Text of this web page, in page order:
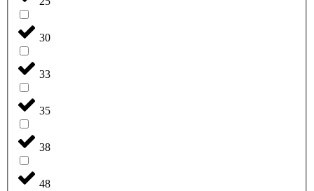
30
33
35
38
48